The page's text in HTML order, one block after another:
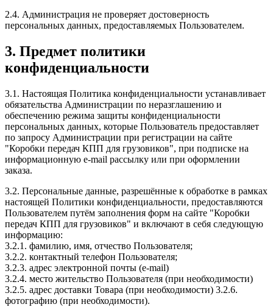
2.4. Администрация не проверяет достоверность
персональных данных, предоставляемых Пользователем.
3. Предмет политики
конфиденциальности
3.1. Настоящая Политика конфиденциальности устанавливает
обязательства Администрации по неразглашению и
обеспечению режима защиты конфиденциальности
персональных данных, которые Пользователь предоставляет
по запросу Администрации при регистрации на сайте
"Коробки передач КПП для грузовиков", при подписке на
информационную e-mail рассылку или при оформлении
заказа.
3.2. Персональные данные, разрешённые к обработке в рамках
настоящей Политики конфиденциальности, предоставляются
Пользователем путём заполнения форм на сайте "Коробки
передач КПП для грузовиков" и включают в себя следующую
информацию:
3.2.1. фамилию, имя, отчество Пользователя;
3.2.2. контактный телефон Пользователя;
3.2.3. адрес электронной почты (e-mail)
3.2.4. место жительство Пользователя (при необходимости)
3.2.5. адрес доставки Товара (при необходимости) 3.2.6.
фотографию (при необходимости).